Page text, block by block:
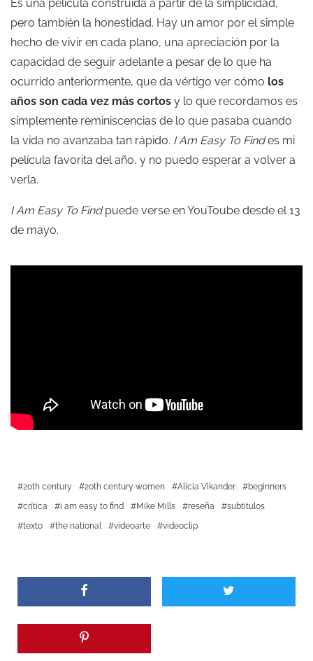
Es una película construida a partir de la simplicidad,
pero también la honestidad. Hay un amor por el simple
hecho de vivir en cada plano, una apreciación por la
capacidad de seguir adelante a pesar de lo que ha
ocurrido anteriormente, que da vértigo ver cómo los
años son cada vez más cortos y lo que recordamos es
simplemente reminiscencias de lo que pasaba cuando
la vida no avanzaba tan rápido. I Am Easy To Findes mi
película favorita del año, y no puedo esperar a volver a
verla.
I Am Easy To Findpuede verse en YouToube desde el 13
de mayo.
20th century 20th century women Alicia Vikander
beginners
crítica
i am easy to find Mike Mills reseña
subtitulos
texto
the national videoarte videoclip